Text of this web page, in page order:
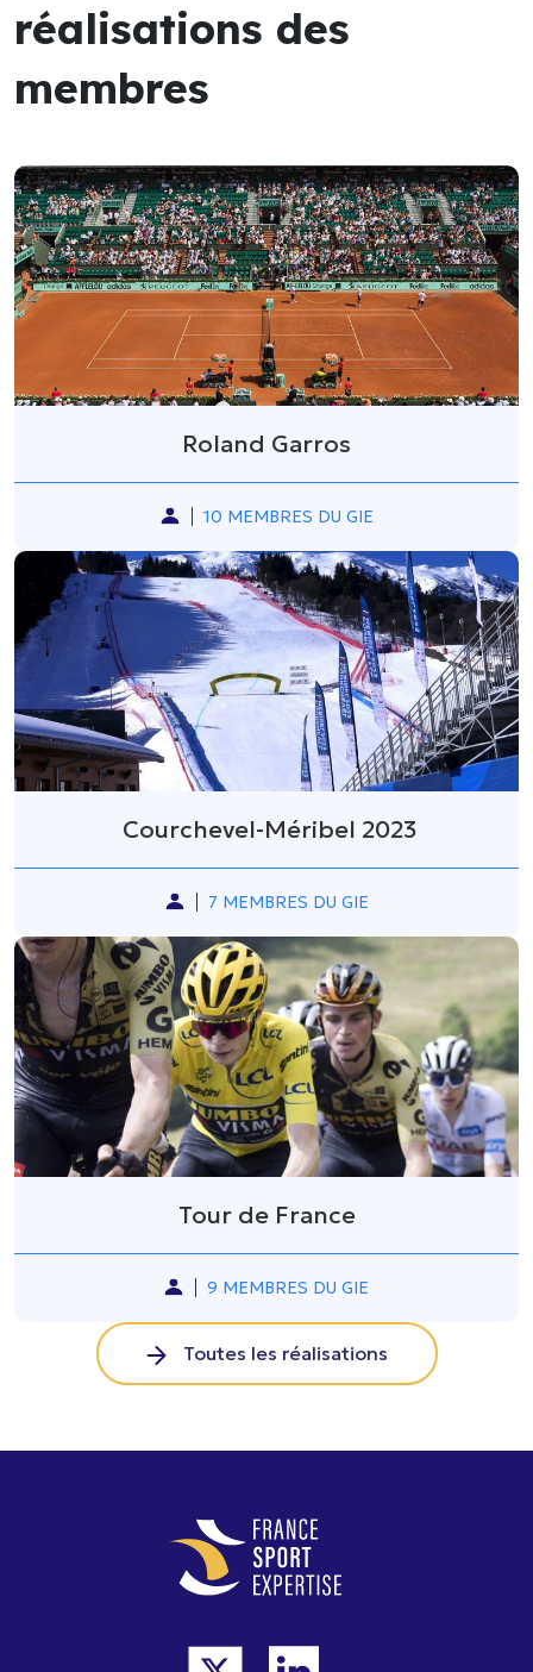
réalisations des
membres
Roland Garros
10 MEMBRES DU GIE
Courchevel-Méribel 2023
7 MEMBRES DU GIE
Tour de France
9 MEMBRES DU GIE
Toutes les réalisations